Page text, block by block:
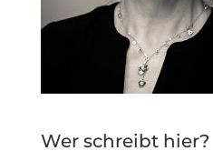
Wer schreibt hier?